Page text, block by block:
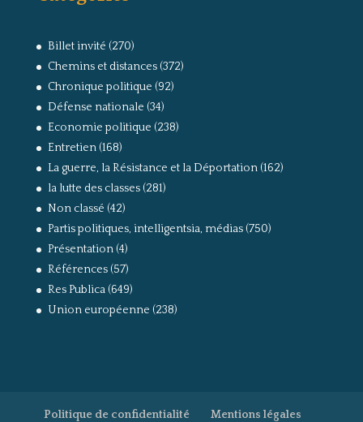
Billet invité (270)
Chemins et distances(372)
Chronique politique (92)
Défense nationale (34)
Economie politique (238)
Entretien(168)
La guerre, la Résistance et la Déportation(162)
la lutte des classes(281)
Non classé (42)
Partis politiques, intelligentsia, médias(750)
Présentation(4)
Références(57)
Res Publica(649)
Union européenne (238)
Politique de confidentialité Mentions légales